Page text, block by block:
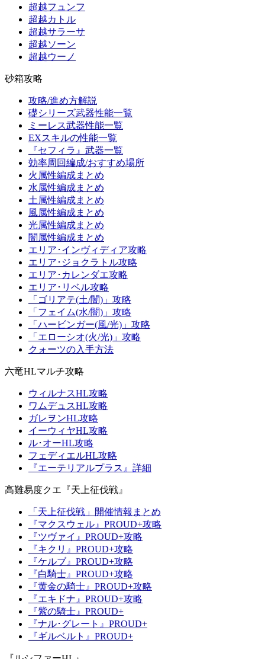
超越フュンフ
超越カトル
超越サラーサ
超越ソーン
超越ウーノ
砂箱攻略
攻略/進め方解説
礎シリーズ武器性能一覧
ミーレス武器性能一覧
EXスキルの性能一覧
『セフィラ』武器一覧
効率周回編成/おすすめ場所
火属性編成まとめ
水属性編成まとめ
土属性編成まとめ
風属性編成まとめ
光属性編成まとめ
闇属性編成まとめ
エリア･インヴィディア攻略
エリア･ジョクラトル攻略
エリア･カレンダエ攻略
エリア･リベル攻略
「ゴリアテ(土/闇)」攻略
「フェイム(水/闇)」攻略
「ハービンガー(風/光)」攻略
「エローシオ(火/光)」攻略
クォーツの入手方法
六竜HLマルチ攻略
ウィルナスHL攻略
ワムデュスHL攻略
ガレヲンHL攻略
イーウィヤHL攻略
ル･オーHL攻略
フェディエルHL攻略
『エーテリアルプラス』詳細
高難易度クエ『天上征伐戦』
「天上征伐戦」開催情報まとめ
『マクスウェル』PROUD+攻略
『ツヴァイ』PROUD+攻略
『キクリ』PROUD+攻略
『ケルブ』PROUD+攻略
『白騎士』PROUD+攻略
『黄金の騎士』PROUD+攻略
『エキドナ』PROUD+攻略
『紫の騎士』PROUD+
『ナル･グレート』PROUD+
『ギルベルト』PROUD+